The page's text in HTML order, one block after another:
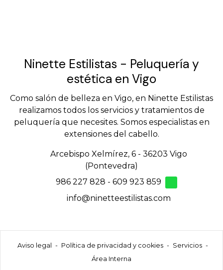
Ninette Estilistas - Peluquería y
estética en Vigo
Como salón de belleza en Vigo, en Ninette Estilistas
realizamos todos los servicios y tratamientos de
peluquería que necesites. Somos especialistas en
extensiones del cabello.
Arcebispo Xelmírez, 6 - 36203 Vigo
(Pontevedra)
986 227 828 - 609 923 859
info@ninetteestilistas.com
Aviso legal - Política de privacidad y cookies - Servicios -
Área Interna